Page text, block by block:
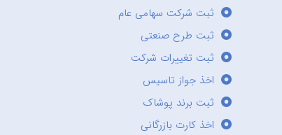
ثبت شرکت سهامی عام
ثبت طرح صنعتی
ثبت تغییرات شرکت
اخذ جواز تاسیس
ثبت برند پوشاک
اخذ کارت بازرگانی